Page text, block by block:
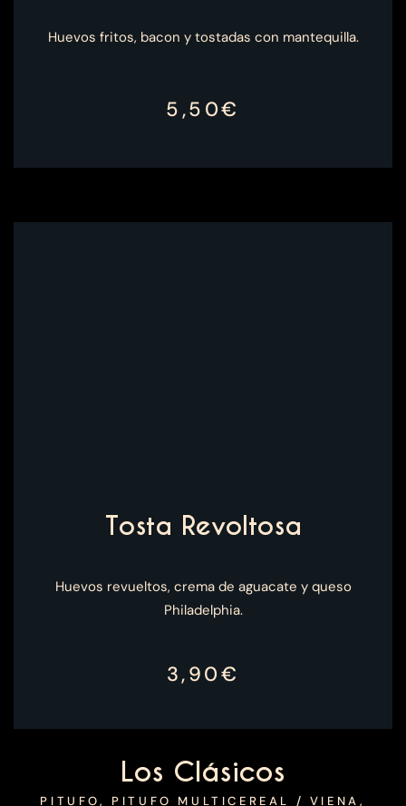
Huevos fritos, bacon y tostadas con mantequilla.
5,50€
Tosta Revoltosa
Huevos revueltos, crema de aguacate y queso
Philadelphia.
3,90€
Los Clásicos
PITUFO, PITUFO MULTICEREAL / VIENA,